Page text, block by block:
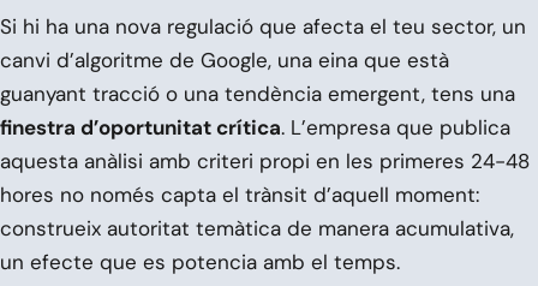
Si hi ha una nova regulació que afecta el teu sector, un
canvi d’algoritme de Google, una eina que està
guanyant tracció o una tendència emergent, tens una
finestra d’oportunitat crítica. L’empresa que publica
aquesta anàlisi amb criteri propi en les primeres 24-48
hores no només capta el trànsit d’aquell moment:
construeix autoritat temàtica de manera acumulativa,
un efecte que es potencia amb el temps.